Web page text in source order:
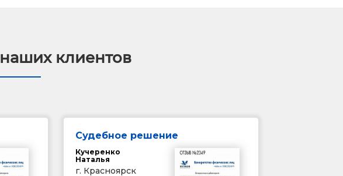
клиентов
Судебное решение
Кучеренко
Наталья
г. Красноярск